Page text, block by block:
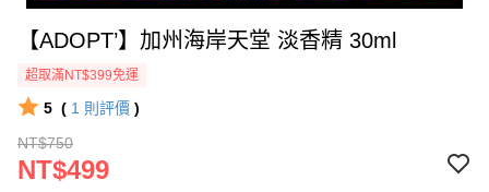
【ADOPT’】加州海岸天堂 淡香精 30ml
超取滿NT$399免運
5 ( 1 則評價 )
NT$750
NT$499